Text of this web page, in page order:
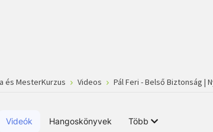
és MesterKurzus Videos Pál Feri - Belső Biztonság |
Videók Hangoskönyvek Több